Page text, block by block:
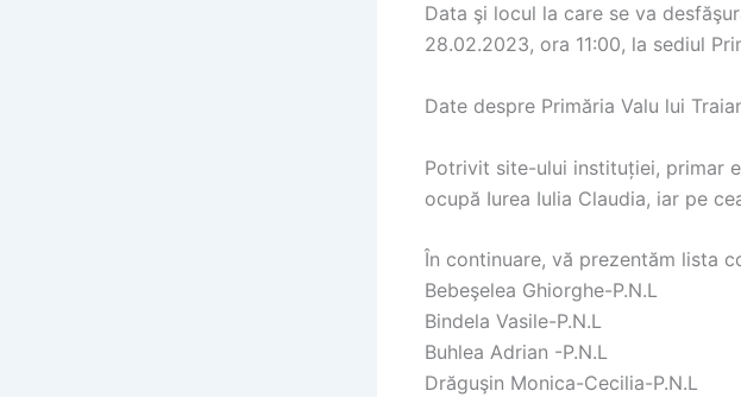
Data şi locul la care se va
28.02.2023, ora 11:00, la sediul
Date despre Primăria Valu lui
Potrivit site-ului instituției, primar
ocupă Iurea Iulia Claudia, iar pe
În continuare, vă prezentăm lista
Bebeşelea Ghiorghe-P.N.L
Bindela Vasile-P.N.L
Buhlea Adrian -P.N.L
Drăguşin Monica-Cecilia-P.N.L